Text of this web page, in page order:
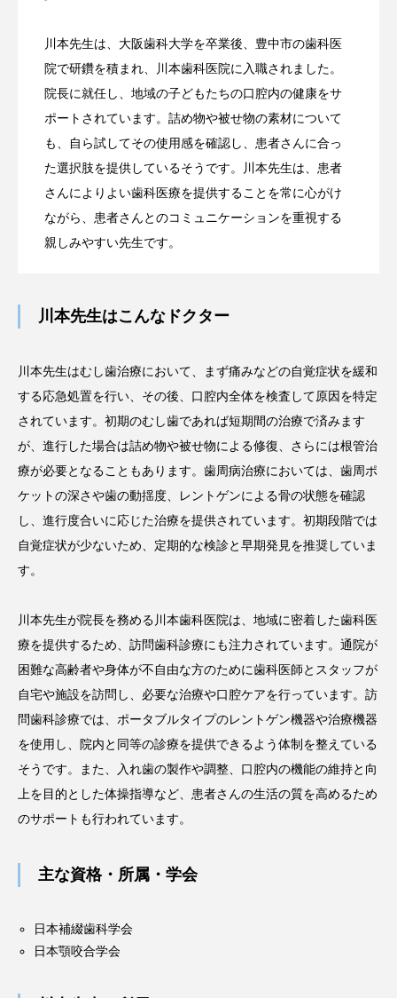
川本先生は、大阪歯科大学を卒業後、豊中市の歯科医
院で研鑽を積まれ、川本歯科医院に入職されました。
院長に就任し、地域の子どもたちの口腔内の健康をサ
ポートされています。詰め物や被せ物の素材について
も、自ら試してその使用感を確認し、患者さんに合っ
た選択肢を提供しているそうです。川本先生は、患者
さんによりよい歯科医療を提供することを常に心がけ
ながら、患者さんとのコミュニケーションを重視する
親しみやすい先生です。
川本先生はこんなドクター
川本先生はむし歯治療において、まず痛みなどの自覚症状を緩和
する応急処置を行い、その後、口腔内全体を検査して原因を特定
されています。初期のむし歯であれば短期間の治療で済みます
が、進行した場合は詰め物や被せ物による修復、さらには根管治
療が必要となることもあります。歯周病治療においては、歯周ポ
ケットの深さや歯の動揺度、レントゲンによる骨の状態を確認
し、進行度合いに応じた治療を提供されています。初期段階では
自覚症状が少ないため、定期的な検診と早期発見を推奨していま
す。
川本先生が院長を務める川本歯科医院は、地域に密着した歯科医
療を提供するため、訪問歯科診療にも注力されています。通院が
困難な高齢者や身体が不自由な方のために歯科医師とスタッフが
自宅や施設を訪問し、必要な治療や口腔ケアを行っています。訪
問歯科診療では、ポータブルタイプのレントゲン機器や治療機器
を使用し、院内と同等の診療を提供できるよう体制を整えている
そうです。また、入れ歯の製作や調整、口腔内の機能の維持と向
上を目的とした体操指導など、患者さんの生活の質を高めるため
のサポートも行われています。
主な資格・所属・学会
日本補綴歯科学会
日本顎咬合学会